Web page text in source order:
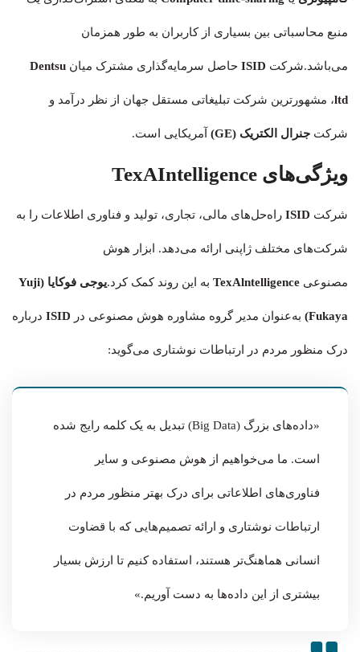
منبع محاسباتی بین بسیاری از کاربران به طور همزمان
می‌باشد.شرکت ISID حاصل سرمایه‌گذاری مشترک میان Dentsu
ltd، مشهورترین شرکت تبلیغاتی مستقل جهان از نظر درآمد و
شرکت جنرال الکتریک (GE) آمریکایی است.
ویژگی‌های TexAIntelligence
شرکت ISID راه‌حل‌های مالی، تجاری، تولید و فناوری اطلاعات را به
شرکت‌های مختلف ژاپنی ارائه می‌دهد. ابزار هوش
مصنوعی TexAlntelligence به این روند کمک کرد. یوجی فوکایا (Yuji
Fukaya) به‌عنوان مدیر گروه مشاوره هوش مصنوعی در ISID درباره
درک منظور مردم در ارتباطات نوشتاری می‌گوید:
«داده‌های بزرگ (Big Data) تبدیل به یک کلمه رایج شده
است. ما می‌خواهیم از هوش مصنوعی و سایر
فناوری‌های اطلاعاتی برای درک بهتر منظور مردم در
ارتباطات نوشتاری و ارائه تصمیم‌هایی که با قضاوت
انسانی هماهنگ‌تر هستند، استفاده کنیم تا ارزش بسیار
بیشتری از این داده‌ها به دست آوریم.»